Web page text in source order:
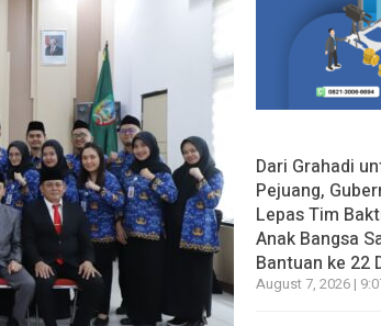
Dari Grahadi
Pejuang,
Lepas Tim
Anak Bangsa
Bantuan ke 22
August 7, 2026 |